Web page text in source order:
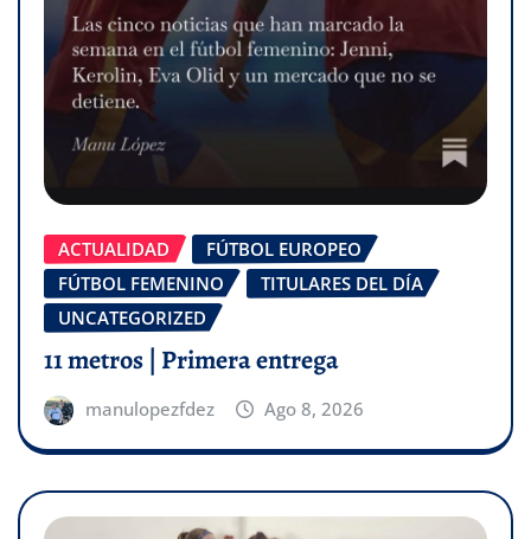
ACTUALIDAD
FÚTBOL EUROPEO
FÚTBOL FEMENINO
TITULARES DEL DÍA
UNCATEGORIZED
11 metros | Primera entrega
manulopezfdez Ago 8, 2026